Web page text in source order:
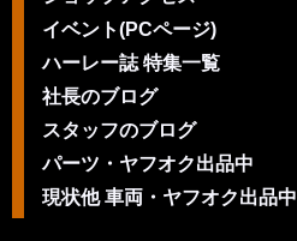
イベント(PCページ)
ハーレー誌 特集一覧
社長のブログ
スタッフのブログ
パーツ・ヤフオク出品中
現状他 車両・ヤフオク出品中